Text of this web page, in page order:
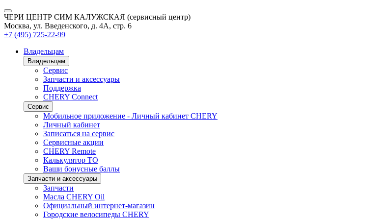
ЧЕРИ ЦЕНТР СИМ КАЛУЖСКАЯ (сервисный центр)
Москва, ул. Введенского, д. 4А, стр. 6
+7 (495) 725-22-99
Владельцам
Владельцам
Сервис
Запчасти и аксессуары
Поддержка
CHERY Connect
Сервис
Мобильное приложение - Личный кабинет CHERY
Личный кабинет
Записаться на сервис
Сервисные акции
CHERY Remote
Калькулятор ТО
Ваши бонусные баллы
Запчасти и аксессуары
Запчасти
Масла CHERY Oil
Официальный интернет-магазин
Городские велосипеды CHERY